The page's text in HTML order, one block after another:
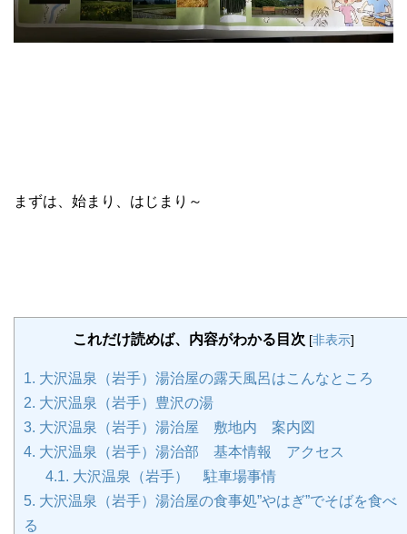
まずは、始まり、はじまり～
これだけ読めば、内容がわかる目次 [非表示]
1. 大沢温泉（岩手）湯治屋の露天風呂はこんなところ
2. 大沢温泉（岩手）豊沢の湯
3. 大沢温泉（岩手）湯治屋 敷地内 案内図
4. 大沢温泉（岩手）湯治部 基本情報 アクセス
4.1. 大沢温泉（岩手） 駐車場事情
5. 大沢温泉（岩手）湯治屋の食事処”やはぎ”でそばを食べ
る